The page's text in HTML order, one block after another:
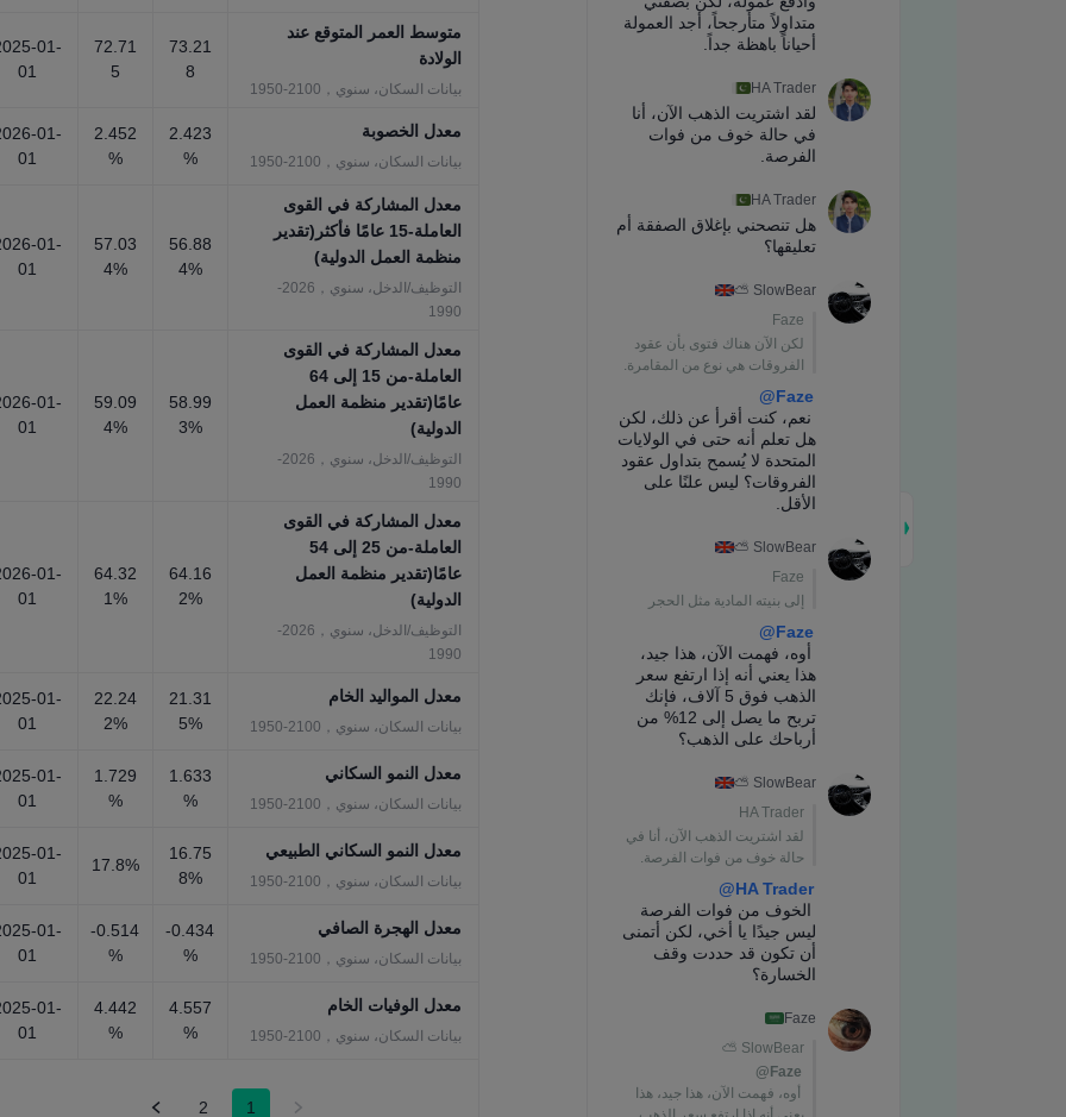
متوسط العمر المتوقع عند
الولادة
بيانات السكان، سنوي，2100-1950
73.21
8
72.71
5
01-
01
معدل الخصوبة
بيانات السكان، سنوي，2100-1950
2.423
%
2.452
%
01-
01
معدل المشاركة في القوى
العاملة-15 عامًا فأكثر(تقدير
منظمة العمل الدولية)
التوظيف/الدخل، سنوي，2026-
1990
56.88
4%
57.03
4%
01-
01
معدل المشاركة في القوى
العاملة-من 15 إلى 64
عامًا(تقدير منظمة العمل
الدولية)
التوظيف/الدخل، سنوي，2026-
1990
58.99
3%
59.09
4%
01-
01
معدل المشاركة في القوى
العاملة-من 25 إلى 54
عامًا(تقدير منظمة العمل
الدولية)
التوظيف/الدخل، سنوي，2026-
1990
64.16
2%
64.32
1%
01-
01
معدل المواليد الخام
بيانات السكان، سنوي，2100-1950
21.31
5%
22.24
2%
01-
01
معدل النمو السكاني
بيانات السكان، سنوي，2100-1950
1.633
%
1.729
%
01-
01
معدل النمو السكاني الطبيعي
بيانات السكان، سنوي，2100-1950
16.75
8%
17.8%
01-
01
معدل الهجرة الصافي
بيانات السكان، سنوي，2100-1950
-0.434
%
-0.514
%
01-
01
معدل الوفيات الخام
بيانات السكان، سنوي，2100-1950
4.557
%
4.442
%
01-
01
1
2